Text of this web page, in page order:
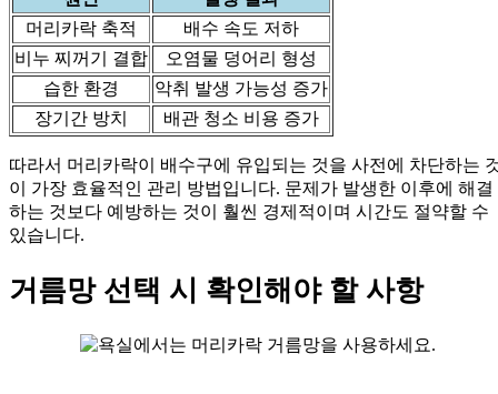
머리카락 축적
배수 속도 저하
비누 찌꺼기 결합
오염물 덩어리 형성
습한 환경
악취 발생 가능성 증가
장기간 방치
배관 청소 비용 증가
따라서 머리카락이 배수구에 유입되는 것을 사전에 차단하는
이 가장 효율적인 관리 방법입니다. 문제가 발생한 이후에 해결
하는 것보다 예방하는 것이 훨씬 경제적이며 시간도 절약할 수
있습니다.
거름망 선택 시 확인해야 할 사항